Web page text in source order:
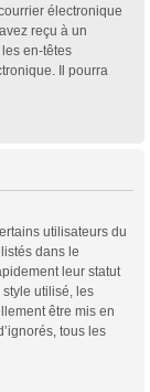
électronique
reçu à un
en-têtes
Il pourra
utilisateurs du
dans le
leur statut
utilisé, les
être mis en
tous les